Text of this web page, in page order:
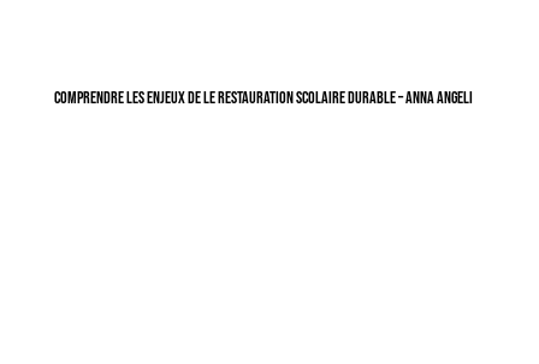
Comprendre les enjeux de le restauration scolaire durable – Anna Angeli